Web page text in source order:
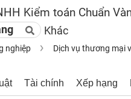
Kiểm toán Chuẩn
Khác
nghiệp Dịch vụ thương mại
Tài chính Xếp hạng